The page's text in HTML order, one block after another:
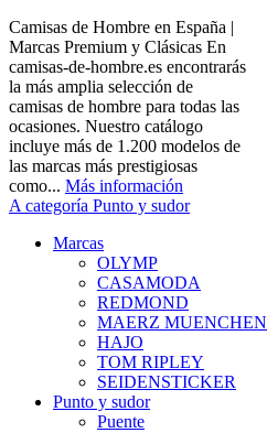
Camisas de Hombre en España |
Marcas Premium y Clásicas En
camisas-de-hombre.es encontrarás
la más amplia selección de
camisas de hombre para todas las
ocasiones. Nuestro catálogo
incluye más de 1.200 modelos de
las marcas más prestigiosas
como... Más información
A categoría Punto y sudor
Marcas
OLYMP
CASAMODA
REDMOND
MAERZ MUENCHEN
HAJO
TOM RIPLEY
SEIDENSTICKER
Punto y sudor
Puente